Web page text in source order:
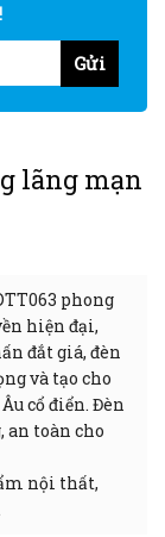
lãng mạn
phong
hiện đại,
đắt giá, đèn
và tạo cho
cổ điển. Đèn
toàn cho
nội thất,